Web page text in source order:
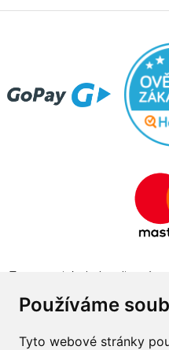
Používáme
Tyto webové stránky
Tento projekt byl realizován
obchodu v programu